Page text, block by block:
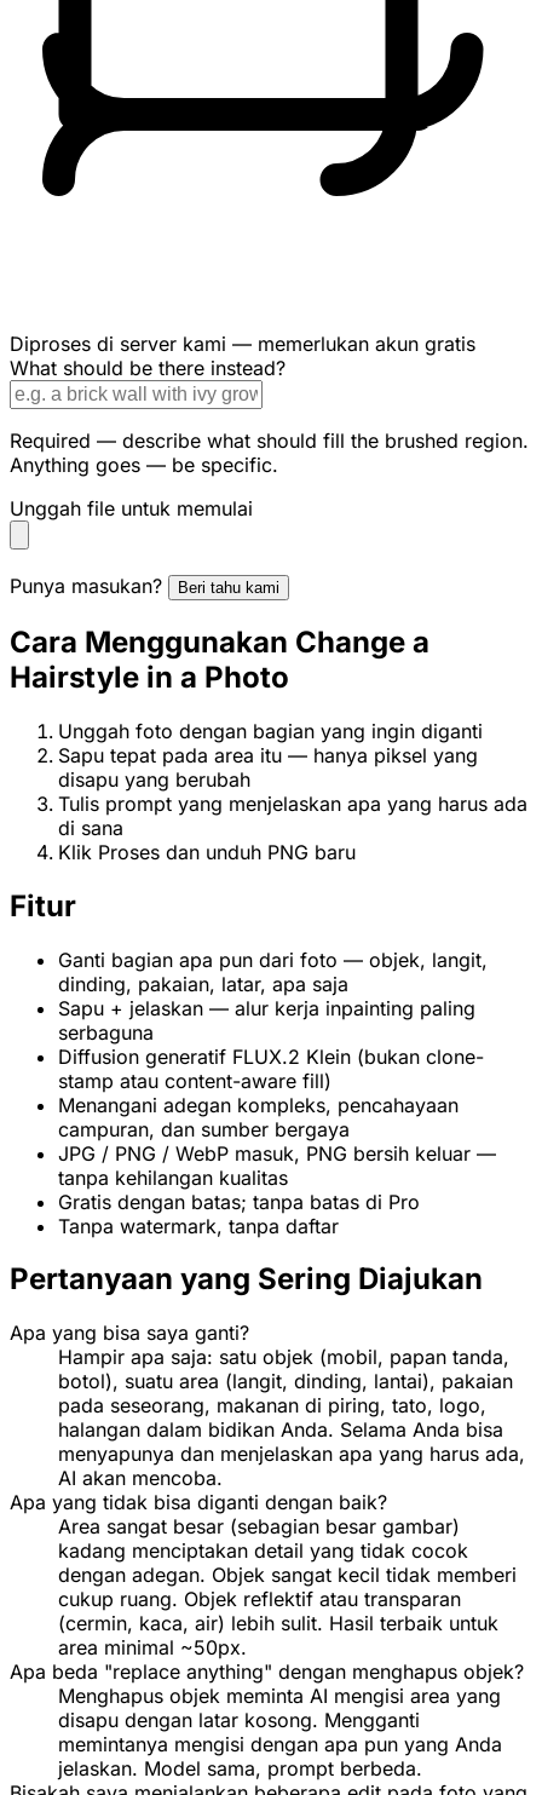
Diproses di server kami — memerlukan akun gratis
What should be there instead?
Required — describe what should fill the brushed region.
Anything goes — be specific.
Unggah file untuk memulai
Punya masukan? Beri tahu kami
Cara Menggunakan Change a
Hairstyle in a Photo
Unggah foto dengan bagian yang ingin diganti
Sapu tepat pada area itu — hanya piksel yang
disapu yang berubah
Tulis prompt yang menjelaskan apa yang harus ada
di sana
Klik Proses dan unduh PNG baru
Fitur
Ganti bagian apa pun dari foto — objek, langit,
dinding, pakaian, latar, apa saja
Sapu + jelaskan — alur kerja inpainting paling
serbaguna
Diffusion generatif FLUX.2 Klein (bukan clone-
stamp atau content-aware fill)
Menangani adegan kompleks, pencahayaan
campuran, dan sumber bergaya
JPG / PNG / WebP masuk, PNG bersih keluar —
tanpa kehilangan kualitas
Gratis dengan batas; tanpa batas di Pro
Tanpa watermark, tanpa daftar
Pertanyaan yang Sering Diajukan
Apa yang bisa saya ganti?
Hampir apa saja: satu objek (mobil, papan tanda,
botol), suatu area (langit, dinding, lantai), pakaian
pada seseorang, makanan di piring, tato, logo,
halangan dalam bidikan Anda. Selama Anda bisa
menyapunya dan menjelaskan apa yang harus ada,
AI akan mencoba.
Apa yang tidak bisa diganti dengan baik?
Area sangat besar (sebagian besar gambar)
kadang menciptakan detail yang tidak cocok
dengan adegan. Objek sangat kecil tidak memberi
cukup ruang. Objek reflektif atau transparan
(cermin, kaca, air) lebih sulit. Hasil terbaik untuk
area minimal ~50px.
Apa beda "replace anything" dengan menghapus objek?
Menghapus objek meminta AI mengisi area yang
disapu dengan latar kosong. Mengganti
memintanya mengisi dengan apa pun yang Anda
jelaskan. Model sama, prompt berbeda.